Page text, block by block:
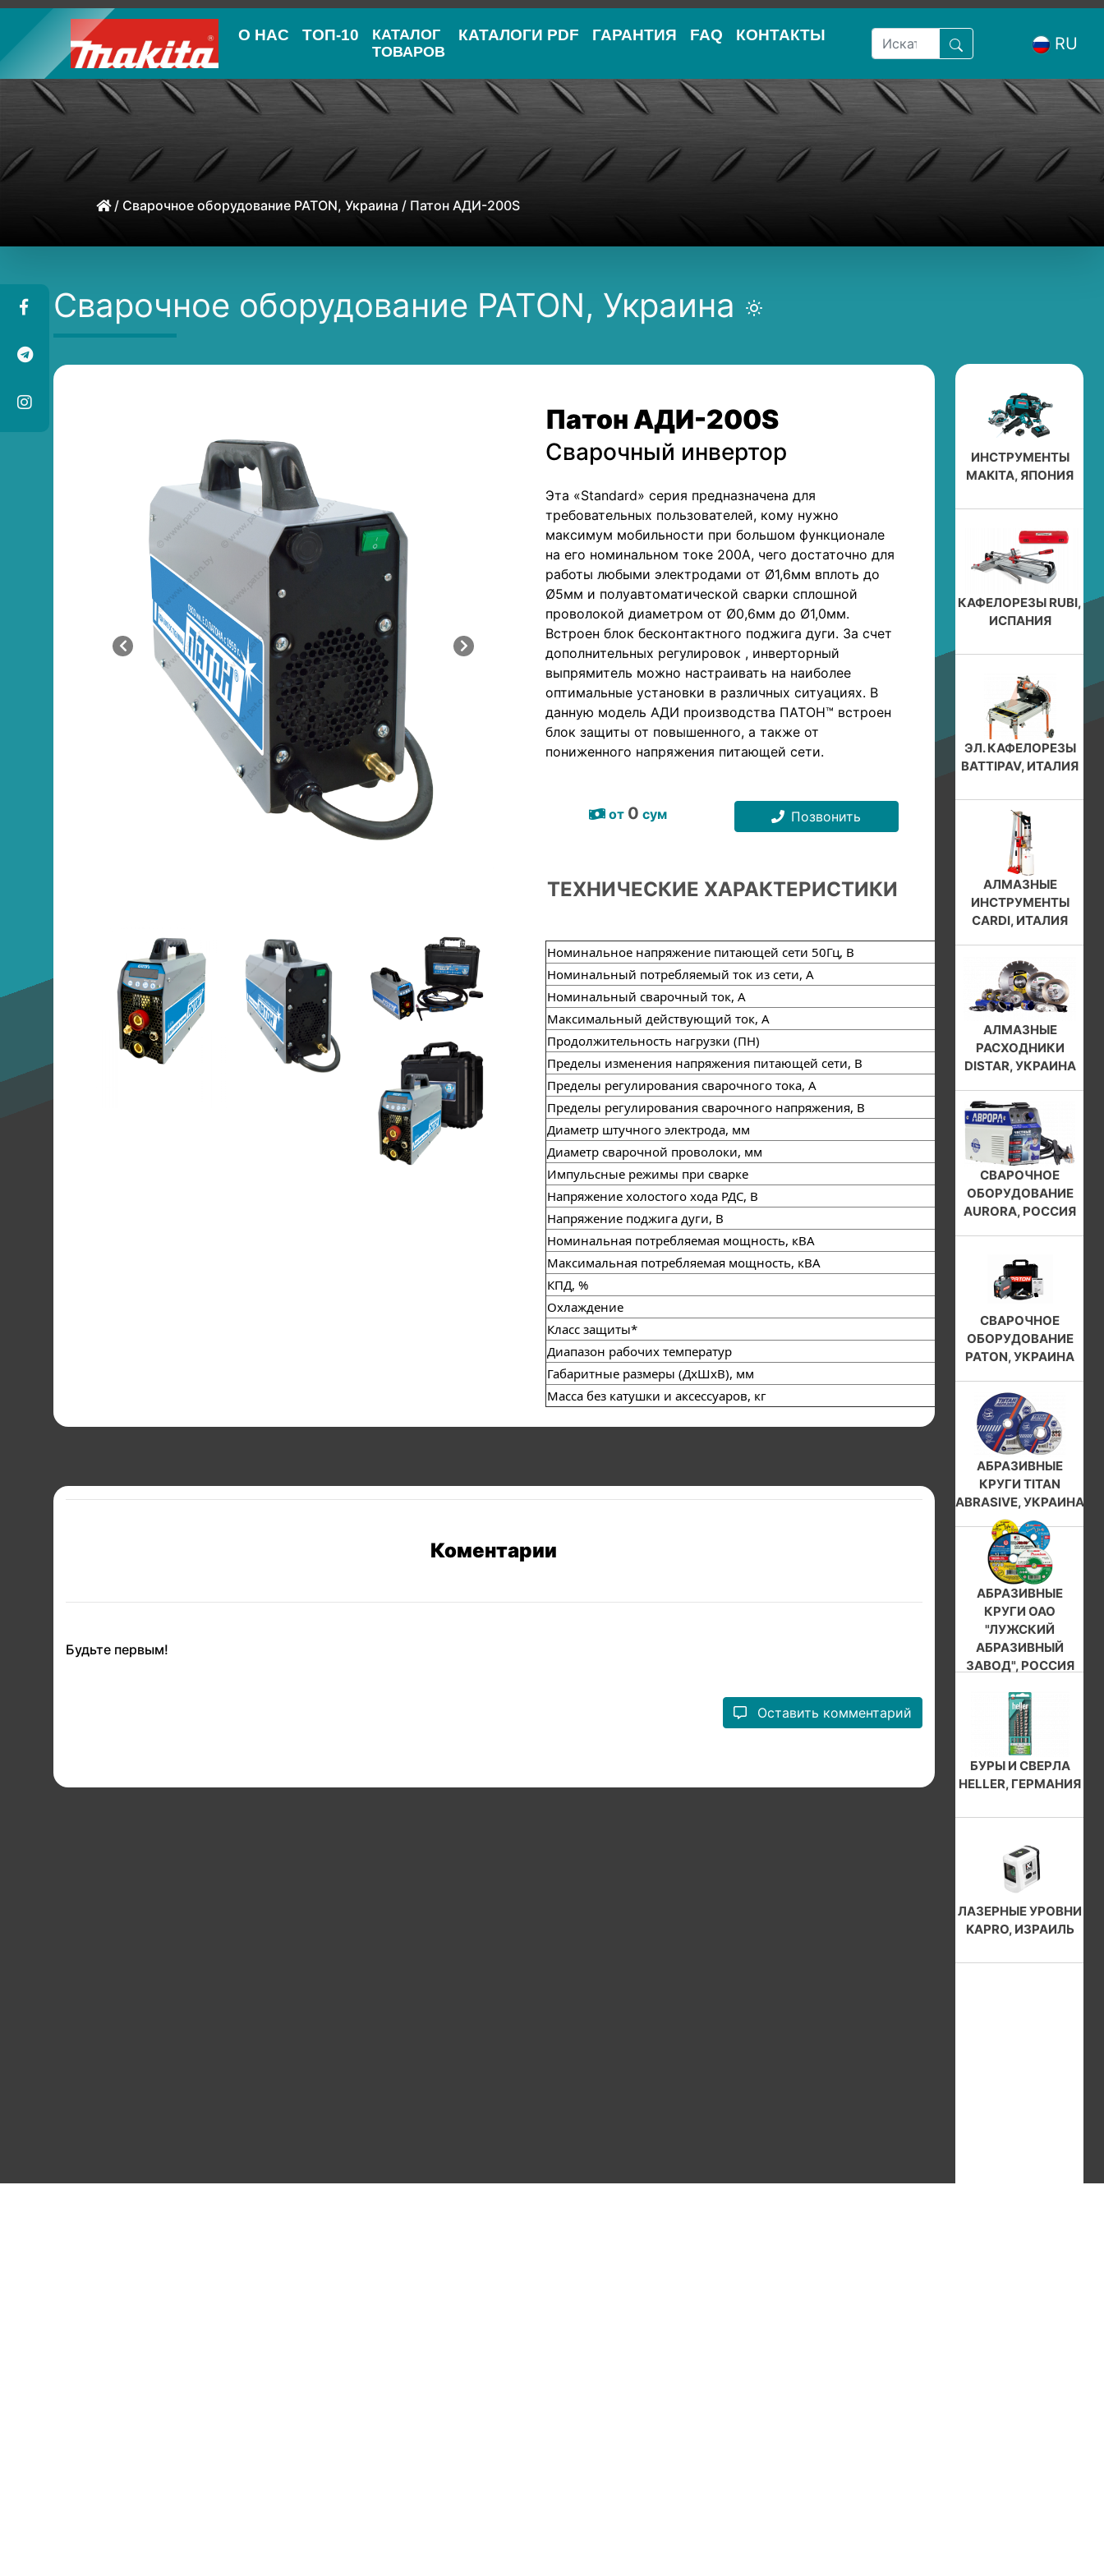
О НАС ТОП-10
КАТАЛОГ
ТОВАРОВ
КАТАЛОГИ PDF ГАРАНТИЯ FAQ КОНТАКТЫ RU
/ Сварочное оборудование PATON, Украина / Патон АДИ-200S
Сварочное оборудование PATON, Украина
Патон АДИ-200S
Сварочный инвертор
Эта «Standard» серия предназначена для
требовательных пользователей, кому нужно
максимум мобильности при большом функционале
на его номинальном токе 200А, чего достаточно для
работы любыми электродами от Ø1,6мм вплоть до
Ø5мм и полуавтоматической сварки сплошной
проволокой диаметром от Ø0,6мм до Ø1,0мм.
Встроен блок бесконтактного поджига дуги. За счет
дополнительных регулировок , инверторный
выпрямитель можно настраивать на наиболее
оптимальные установки в различных ситуациях. В
данную модель АДИ производства ПАТОН™ встроен
блок защиты от повышенного, а также от
пониженного напряжения питающей сети.
от 0 сум Позвонить
ТЕХНИЧЕСКИЕ ХАРАКТЕРИСТИКИ
Номинальное напряжение питающей сети 50Гц, В
Номинальный потребляемый ток из сети, А
Номинальный сварочный ток, А
Максимальный действующий ток, А
Продолжительность нагрузки (ПН)
45%/200А 100%/134A
Пределы изменения напряжения питающей сети, В
160-260
Пределы регулирования сварочного тока, А
Пределы регулирования сварочного напряжения, В
12-28
Диаметр штучного электрода, мм
1,6-5,0
Диаметр сварочной проволоки, мм
0,6-1,0
Импульсные режимы при сварке
MMA/TIG/MIG/MAG
Напряжение холостого хода РДС, В
12/70
Напряжение поджига дуги, В
110
Номинальная потребляемая мощность, кВА
5,5…6,1
Максимальная потребляемая мощность, кВА
КПД, %
Охлаждение
Класс защиты*
Диапазон рабочих температур
–25 … +45ºС
Габаритные размеры (ДхШхВ), мм
Масса без катушки и аксессуаров, кг
Коментарии
Будьте первым!
Оставить комментарий
ИНСТРУМЕНТЫ
MAKITA, ЯПОНИЯ
КАФЕЛОРЕЗЫ RUBI,
ИСПАНИЯ
ЭЛ. КАФЕЛОРЕЗЫ
BATTIPAV, ИТАЛИЯ
АЛМАЗНЫЕ
ИНСТРУМЕНТЫ
CARDI, ИТАЛИЯ
АЛМАЗНЫЕ
РАСХОДНИКИ
DISTAR, УКРАИНА
СВАРОЧНОЕ
ОБОРУДОВАНИЕ
AURORA, РОССИЯ
СВАРОЧНОЕ
ОБОРУДОВАНИЕ
PATON, УКРАИНА
АБРАЗИВНЫЕ
КРУГИ TITAN
ABRASIVE, УКРАИНА
АБРАЗИВНЫЕ
КРУГИ ОАО
"ЛУЖСКИЙ
АБРАЗИВНЫЙ
ЗАВОД", РОССИЯ
БУРЫ И СВЕРЛА
HELLER, ГЕРМАНИЯ
ЛАЗЕРНЫЕ УРОВНИ
KAPRO, ИЗРАИЛЬ